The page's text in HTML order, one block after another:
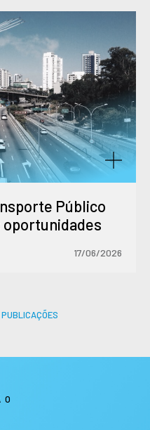
Público
17/06/2026